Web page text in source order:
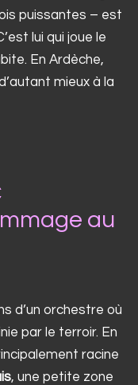
puissantes – est
lui qui joue le
En Ardèche,
mieux à la
au
d’un orchestre où
par le terroir. En
racine
, une petite zone